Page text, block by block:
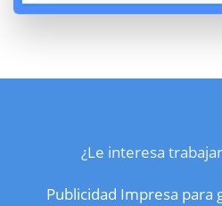
¿Le interesa
Publicidad Impresa para